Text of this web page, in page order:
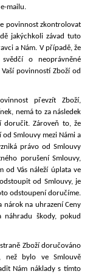
mailu.
povinnost zkontrolovat
jakýchkoli závad tuto
a Nám. V případě, že
o neoprávněné
povinností Zboží od
převzít Zboží,
nemá to za následek
doručit. Zároveň to, že
Smlouvy mezi Námi a
právo od Smlouvy
porušení Smlouvy,
od Vás náleží úplata ve
od Smlouvy, je
odstoupení doručíme.
nárok na uhrazení Ceny
škody, pokud
Zboží doručováno
než bylo ve Smlouvě
Nám náklady s tímto